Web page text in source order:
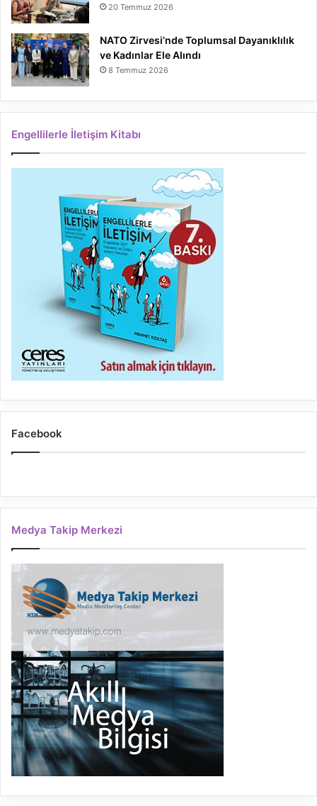
20 Temmuz 2026
NATO Zirvesi’nde Toplumsal Dayanıklılık
ve Kadınlar Ele Alındı
8 Temmuz 2026
Engellilerle İletişim Kitabı
Facebook
Medya Takip Merkezi